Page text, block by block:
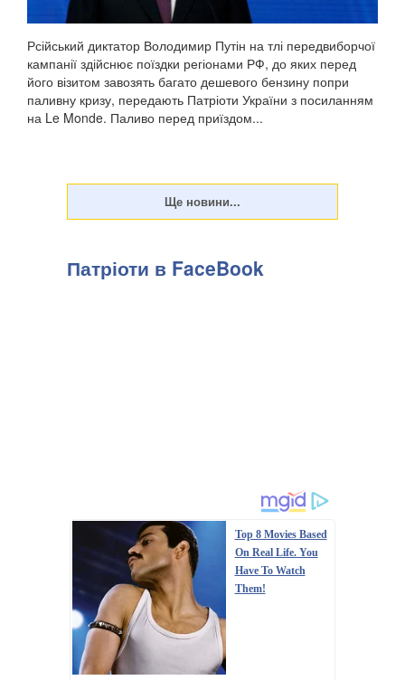
Рсійський диктатор Володимир Путін на тлі передвиборчої
кампанії здійснює поїздки регіонами РФ, до яких перед
його візитом завозять багато дешевого бензину попри
паливну кризу, передають Патріоти України з посиланням
на Le Monde. Паливо перед приїздом...
Патріоти в FaceBook
Top 8 Movies Based
On Real Life. You
Have To Watch
Them!